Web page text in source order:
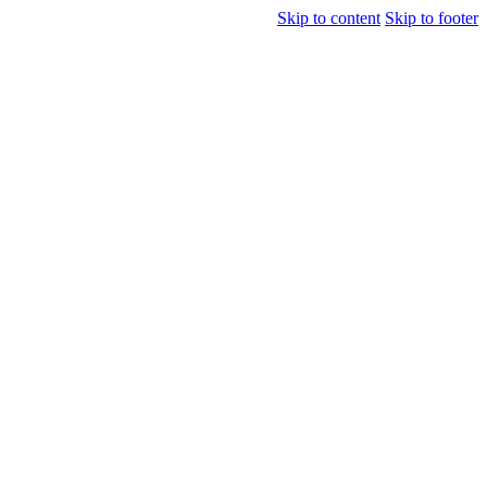
Skip to content Skip to footer